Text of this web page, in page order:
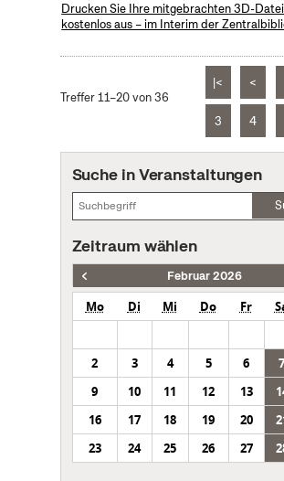
Drucken Sie Ihre mitgebrachten 3D-
kostenlos aus – im Interim der
Treffer 11–20 von 36
|< <
3 4
Suche in Veranstaltungen
Zeitraum wählen
Februar 2026
Mo Di Mi Do Fr
2
3 4 5 6 7
9
10 11 12 13
16
17 18 19 20
23
24 25 26 27